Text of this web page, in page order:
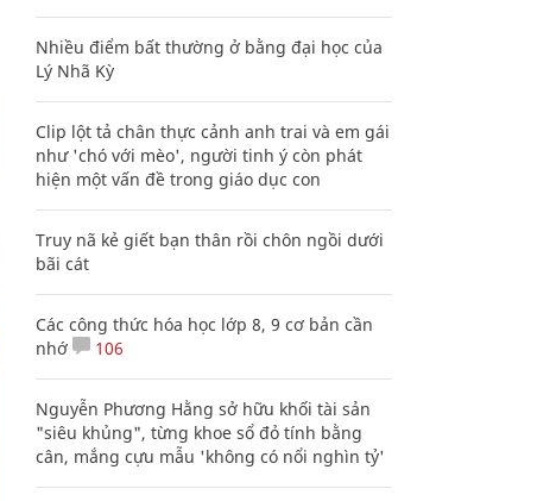
Nhiều điểm bất thường ở bằng đại học của
Lý Nhã Kỳ
Clip lột tả chân thực cảnh anh trai và em gái
như 'chó với mèo', người tinh ý còn phát
hiện một vấn đề trong giáo dục con
Truy nã kẻ giết bạn thân rồi chôn ngồi dưới
bãi cát
Các công thức hóa học lớp 8, 9 cơ bản cần
nhớ
106
Nguyễn Phương Hằng sở hữu khối tài sản
"siêu khủng", từng khoe sổ đỏ tính bằng
cân, mắng cựu mẫu 'không có nổi nghìn tỷ'